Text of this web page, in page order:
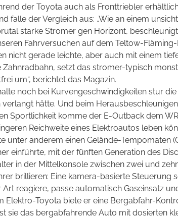
der Toyota auch als Fronttriebler
falle der Vergleich aus: „Wie an einem
starke Stromer gen Horizont,
Fahrversuchen auf dem Teltow-
nicht gerade leichte, aber auch mit einem
Zahnradbahn, setzt das stromer-typisch
um“, berichtet das Magazin.
noch bei Kurvengeschwindigkeiten stur
hätte. Und beim
Sportlichkeit komme der E-Outback dem
Reichweite eines Elektroautos leben
unter anderem einen Gelände-Tempomaten
einführte, mit der fünften Generation des
in der Mittelkonsole zwischen zwei und
brillieren: Eine kamera-basierte Steuerung
Art reagiere, passe automatisch Gaseinsatz
Elektro-Toyota biete er eine Bergabfahr-
sie das bergabfahrende Auto mit dosierten